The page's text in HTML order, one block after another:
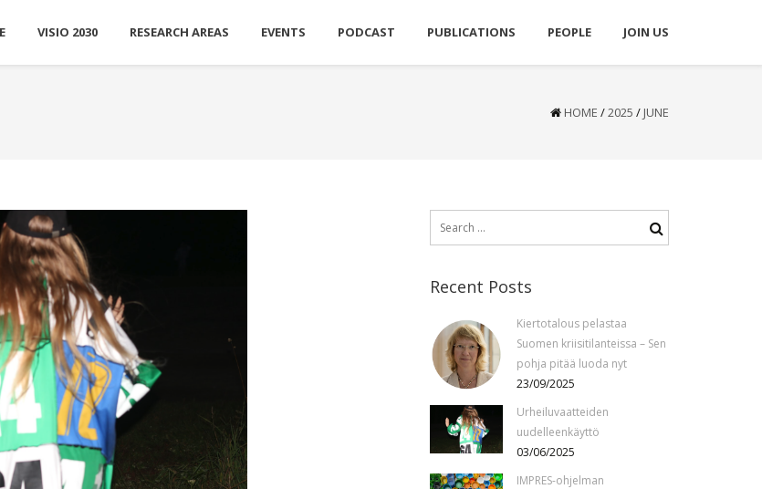
VISIO 2030 RESEARCH AREAS EVENTS PODCAST PUBLICATIONS PEOPLE JOIN US
HOME /2025 / JUNE
Search
Recent Posts
Kiertotalous pelastaa
Suomen kriisitilanteissa – Sen
pohja pitää luoda nyt
23/09/2025
Urheiluvaatteiden
uudelleenkäyttö
03/06/2025
IMPRES-ohjelman